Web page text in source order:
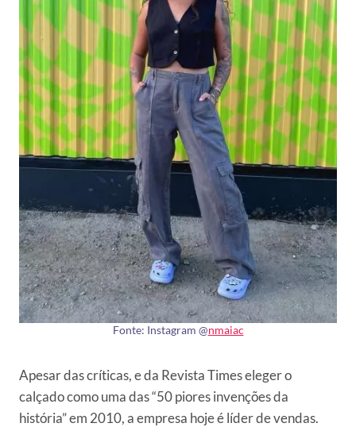
Fonte: Instagram @nmaiac
Apesar das críticas, e da Revista Times eleger o
calçado como uma das “50 piores invenções da
história” em 2010, a empresa hoje é líder de vendas.